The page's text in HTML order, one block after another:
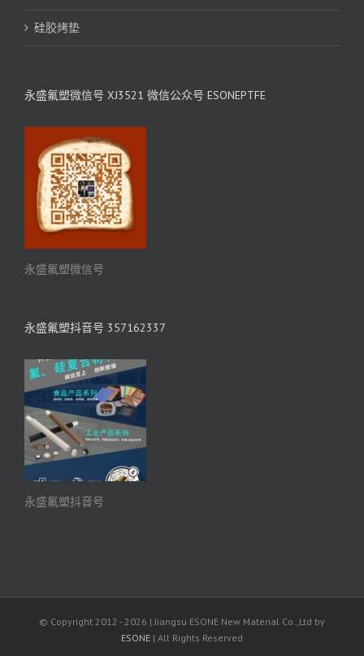
硅胶烤垫
永盛氟塑微信号 XJ3521 微信公众号 ESONEPTFE
永盛氟塑微信号
永盛氟塑抖音号 357162337
永盛氟塑抖音号
© Copyright 2012 - 2026 | Jiangsu ESONE New Material Co.,Ltd by
ESONE | All Rights Reserved